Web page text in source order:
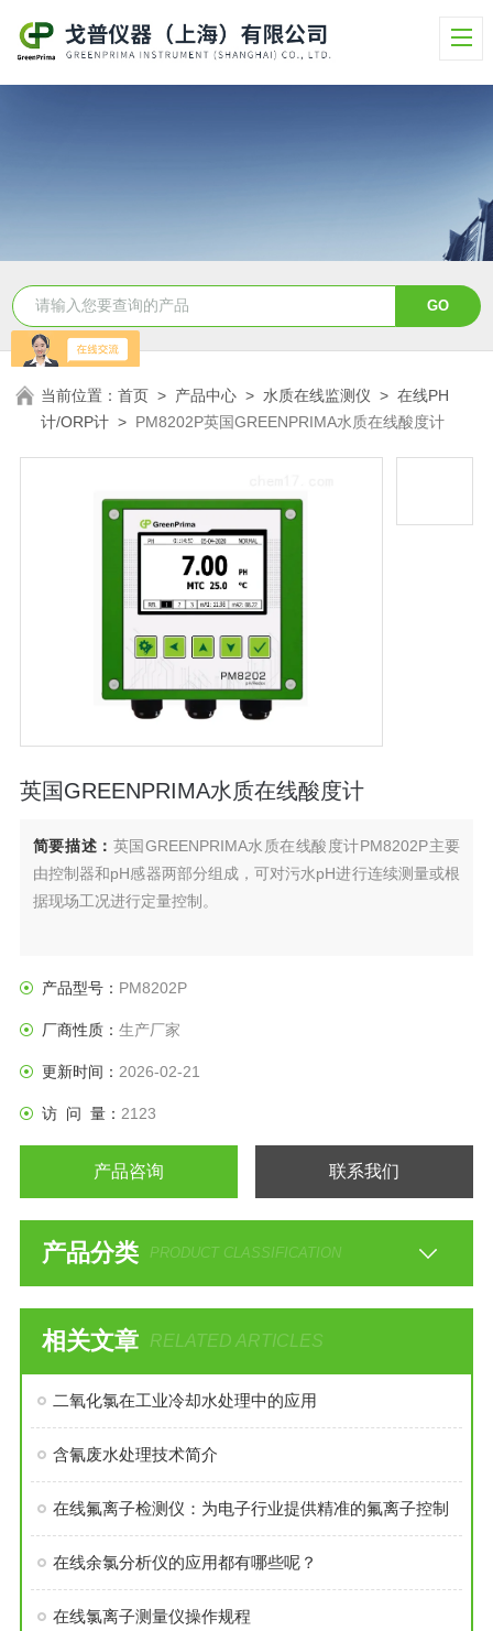
当前位置：首页 > 产品中心 > 水质在线监测仪 >在线PH
计/ORP计 > PM8202P英国GREENPRIMA水质在线酸度计
英国GREENPRIMA水质在线酸度计
简要描述： 英国GREENPRIMA水质在线酸度计PM8202P主要
由控制器和pH感器两部分组成，可对污水pH进行连续测量或根
据现场工况进行定量控制。
产品型号： PM8202P
厂商性质： 生产厂家
更新时间： 2026-02-21
访 问 量： 2123
产品咨询 联系我们
产品分类 PRODUCT CLASSIFICATION
相关文章 RELATED ARTICLES
二氧化氯在工业冷却水处理中的应用
含氰废水处理技术简介
在线氟离子检测仪：为电子行业提供精准的氟离子控制
在线余氯分析仪的应用都有哪些呢？
在线氯离子测量仪操作规程